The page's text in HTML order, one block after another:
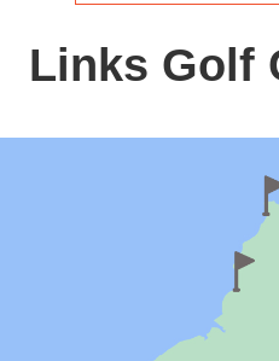
Links Golf